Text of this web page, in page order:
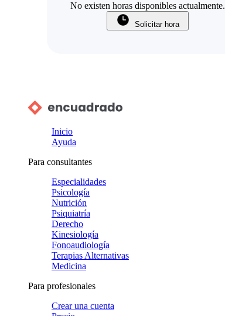
No existen horas disponibles actualmente.
Solicitar hora
Inicio
Ayuda
Para consultantes
Especialidades
Psicología
Nutrición
Psiquiatría
Derecho
Kinesiología
Fonoaudiología
Terapias Alternativas
Medicina
Para profesionales
Crear una cuenta